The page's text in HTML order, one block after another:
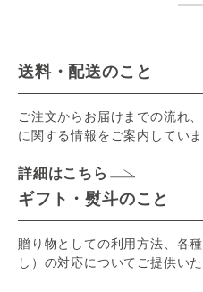
送料・配送のこと
ご注文からお届けまでの流れ
に関する情報をご案内していま
詳細はこちら
ギフト・熨斗のこと
贈り物としての利用方法、各
し）の対応についてご提供いた